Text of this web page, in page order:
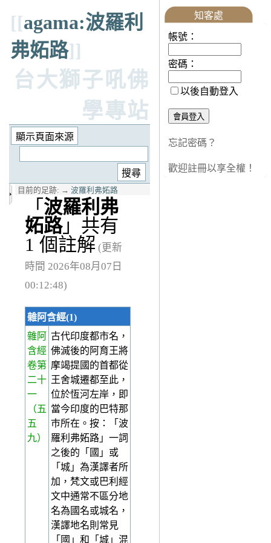
[[agama:波羅利
弗妬路]]
台大獅子吼佛
學專站
目前的足跡: → 波羅利弗妬路
「 波羅利弗
妬路」共有
1 個註解 (更新
時間 2026年08月07日
00:12:48)
雜阿含經(1)
雜阿
含經
卷第
二十
一
（五
五
九）
古代印度都市名，
佛滅後的阿育王將
摩竭提國的首都從
王舍城遷都至此，
位於恆河左岸，即
當今印度的巴特那
巿所在。按：「波
羅利弗妬路」一詞
之後的「國」或
「城」為漢譯者所
加，梵文或巴利經
文中通常不區分地
名為國名或城名，
漢譯地名則常見
「國」和「城」混
知客處
帳號：
密碼：
以後自動登入
忘記密碼？
歡迎註冊以享全權！